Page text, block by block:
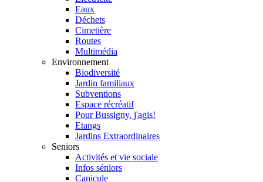
Eaux
Déchets
Cimetière
Routes
Multimédia
Environnement
Biodiversité
Jardin familiaux
Subventions
Espace récréatif
Pour Bussigny, j'agis!
Etangs
Jardins Extraordinaires
Seniors
Activités et vie sociale
Infos séniors
Canicule